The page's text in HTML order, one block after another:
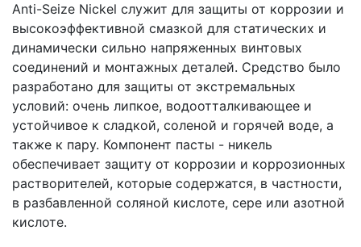
Anti-Seize Nickel служит для защиты от коррозии и
высокоэффективной смазкой для статических и
динамически сильно напряженных винтовых
соединений и монтажных деталей. Средство было
разработано для защиты от экстремальных
условий: очень липкое, водоотталкивающее и
устойчивое к сладкой, соленой и горячей воде, а
также к пару. Компонент пасты - никель
обеспечивает защиту от коррозии и коррозионных
растворителей, которые содержатся, в частности,
в разбавленной соляной кислоте, сере или азотной
кислоте.